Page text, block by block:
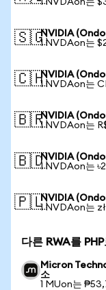
1 NVDAon는
🇸🇬NVIDIA (Ondo
1 NVDAon는
🇨🇭NVIDIA
1 NVDAon는
🇧🇷NVIDIA
1 NVDAon는
🇧🇩NVIDIA
1 NVDAon는
🇵🇱NVIDIA
1 NVDAon는
다른 RWA를
Micron
소
1 MUon는